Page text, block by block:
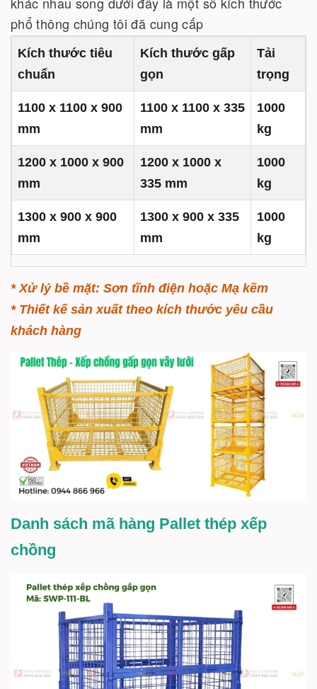
phổ thông chúng tôi đã cung cấp
Kích thước tiêu
chuẩn
Kích thước gấp
gọn
Tải
trọng
1100 x 1100 x 900
mm
1100 x 1100 x 335
mm
1000
kg
1200 x 1000 x 900
mm
1200 x 1000 x
335 mm
1000
kg
1300 x 900 x 900
mm
1300 x 900 x 335
mm
1000
kg
* Xử lý bề mặt: Sơn tĩnh điện hoặc Mạ kẽm
* Thiết kế sản xuất theo kích thước yêu cầu
khách hàng
Danh sách mã hàng Pallet thép xếp
chồng